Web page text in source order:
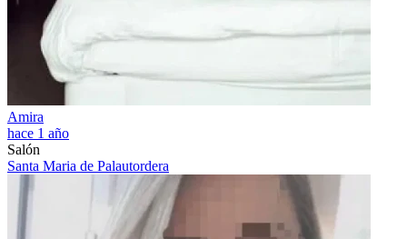
Amira
hace 1 año
Salón
Santa Maria de Palautordera